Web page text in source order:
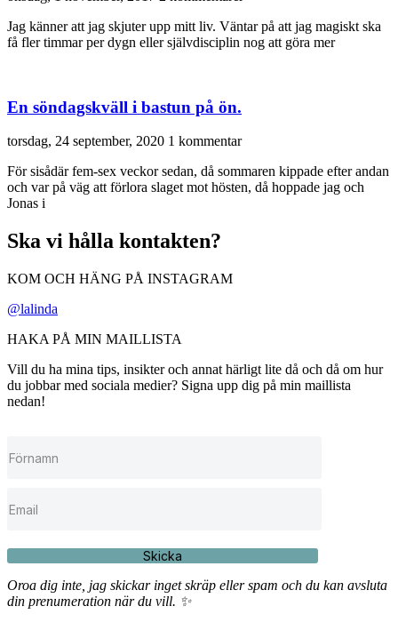
Jag känner att jag skjuter upp mitt liv. Väntar på att jag magiskt ska
få fler timmar per dygn eller självdisciplin nog att göra mer
En söndagskväll i bastun på ön.
torsdag, 24 september, 2020 1 kommentar
För sisådär fem-sex veckor sedan, då sommaren kippade efter andan
och var på väg att förlora slaget mot hösten, då hoppade jag och
Jonas i
Ska vi hålla kontakten?
KOM OCH HÄNG PÅ INSTAGRAM
@lalinda
HAKA PÅ MIN MAILLISTA
Vill du ha mina tips, insikter och annat härligt lite då och då om hur
du jobbar med sociala medier? Signa upp dig på min maillista
nedan!
Skicka
Oroa dig inte, jag skickar inget skräp eller spam och du kan avsluta
din prenumeration när du vill. ✨